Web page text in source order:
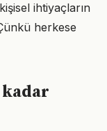
ihtiyaçların
herkese
kadar